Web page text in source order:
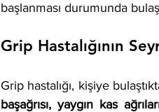
başlanması durumunda
Grip Hastalığının
Grip hastalığı, kişiye
başağrısı, yaygın kas